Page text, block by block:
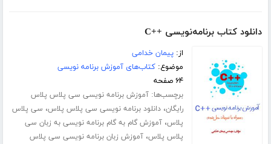
دانلود کتاب برنامه‌نویسی ++C
از:پیمان خدامی
موضوع:کتاب‌های آموزش برنامه نویسی
۶۴ صفحه
برچسب‌ها:آموزش برنامه نویسی سی پلاس پلاس
رایگان،دانلود برنامه نویسی سی پلاس پلاس، سی پلاس
پلاس،آموزش گام به گام برنامه نویسی به زبان سی
پلاس پلاس،آموزش زبان برنامه نویسی سی پلاس